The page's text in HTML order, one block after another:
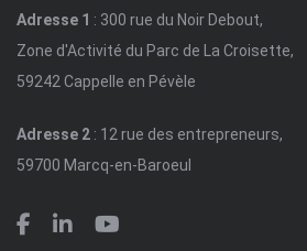
Adresse 1 : 300 rue du Noir Debout,
Zone d'Activité du Parc de La Croisette,
59242 Cappelle en Pévèle
Adresse 2 : 12 rue des entrepreneurs,
59700 Marcq-en-Baroeul